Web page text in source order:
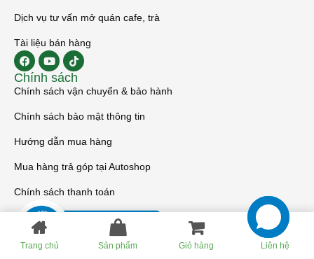
Dịch vụ tư vấn mở quán cafe, trà
Tài liệu bán hàng
Chính sách
Chính sách vận chuyển & bảo hành
Chính sách bảo mật thông tin
Hướng dẫn mua hàng
Mua hàng trả góp tại Autoshop
Chính sách thanh toán
Trang chủ Sản phẩm Giỏ hàng Liên hệ